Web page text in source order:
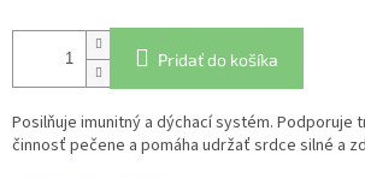
Pridať do košíka
Posilňuje imunitný a dýchací systém. Podporuje
činnosť pečene a pomáha udržať srdce silné a